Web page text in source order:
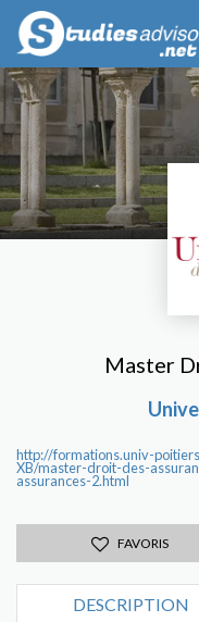
Master
http://formations.univ-
XB/master-droit-des-
assurances-2.html
FAVORIS
DESCRIPTION